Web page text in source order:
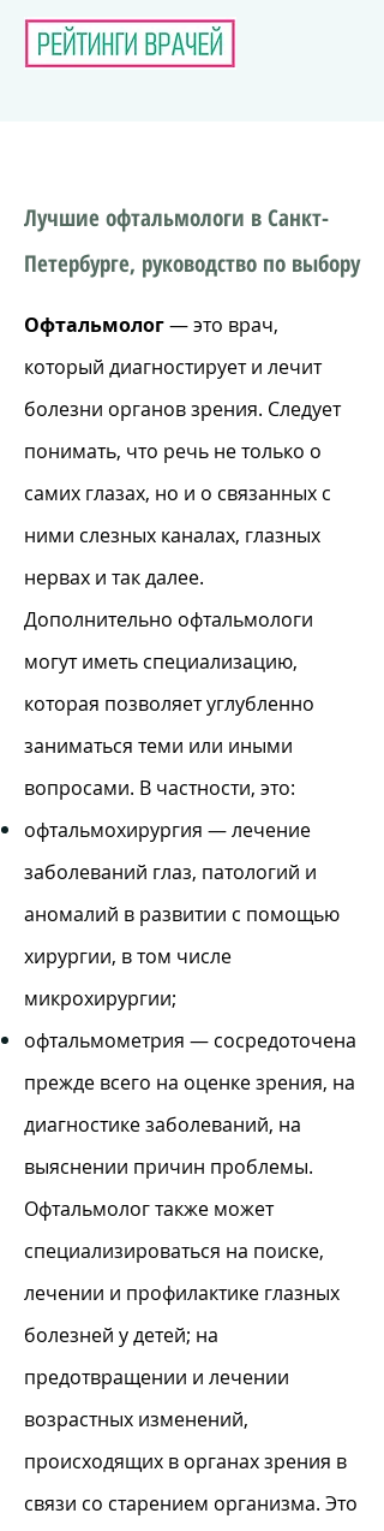
Лучшие офтальмологи в Санкт-
Петербурге, руководство по выбору
Офтальмолог— это врач,
который диагностирует и лечит
болезни органов зрения. Следует
понимать, что речь не только о
самих глазах, но и о связанных с
ними слезных каналах, глазных
нервах и так далее.
Дополнительно офтальмологи
могут иметь специализацию,
которая позволяет углубленно
заниматься теми или иными
вопросами. В частности, это:
офтальмохирургия — лечение
заболеваний глаз, патологий и
аномалий в развитии с помощью
хирургии, в том числе
микрохирургии;
офтальмометрия — сосредоточена
прежде всего на оценке зрения, на
диагностике заболеваний, на
выяснении причин проблемы.
Офтальмолог также может
специализироваться на поиске,
лечении и профилактике глазных
болезней у детей; на
предотвращении и лечении
возрастных изменений,
происходящих в органах зрения в
связи со старением организма. Это